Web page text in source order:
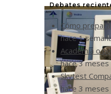
Debates
Cómo
hace 1
Academia o
hace 3 meses
Skytest
hace 3 meses